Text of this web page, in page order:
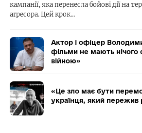
кампанії, яка перенесла бойові дії на
агресора. Цей крок…
Актор і офіцер
фільми не мають нічого
війною»
«Це зло має бути
українця, який пережив